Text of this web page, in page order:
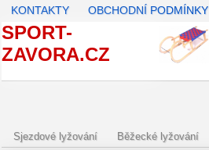
KONTAKTY OBCHODNÍ PODMÍNKY
SPORT-
ZAVORA.CZ
Sjezdové lyžování Běžecké lyžování